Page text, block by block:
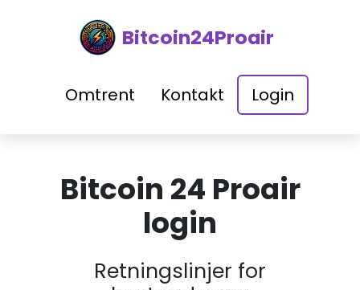
Bitcoin24Proair
Omtrent Kontakt Login
Bitcoin 24 Proair
login
Retningslinjer for